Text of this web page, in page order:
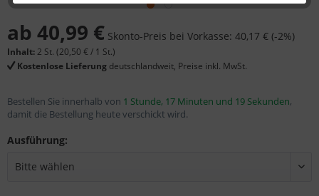
ab 40,99 € Skonto-Preis bei Vorkasse: 40,17 € (-2%)
Inhalt: 2 St. (20,50 €/ 1 St.)
Kostenlose Lieferung deutschlandweit, Preise inkl. MwSt.
Bestellen Sie innerhalb von 1 Stunde, 17 Minuten und 19 Sekunden,
damit die Bestellung heute verschickt wird.
Ausführung: